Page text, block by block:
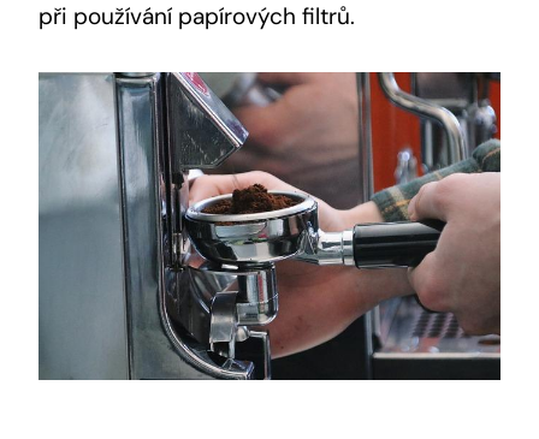
při používání papírových filtrů.